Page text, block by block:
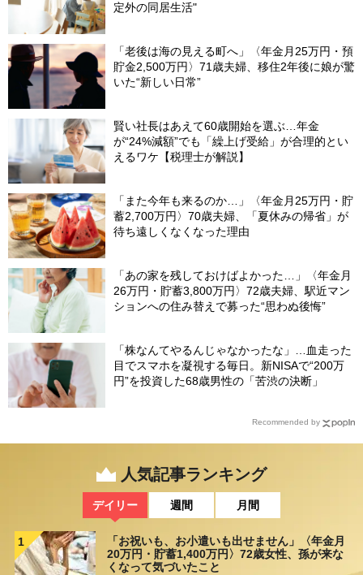
定外の同居生活"
「老後は海の見える町へ」〈年金月25万円・預
貯金2,500万円〉71歳夫婦、移住2年後に娘が驚
いた“新しい日常”
賢い社長はあえて60歳開始を選ぶ…年金
が“24%減額”でも「繰上げ受給」が合理的とい
えるワケ【税理士が解説】
「また今年も来るのか…」〈年金月25万円・貯
蓄2,700万円〉70歳夫婦、「夏休みの帰省」が
待ち遠しくなくなった理由
「あの家を残しておけばよかった…」〈年金月
26万円・貯蓄3,800万円〉72歳夫婦、駅近マン
ションへの住み替えで募った“思わぬ後悔”
「株なんてやるんじゃなかったな」…血走った
目でスマホを凝視する毎日。新NISAで“200万
円”を投資した68歳男性の「苦渋の決断」
Recommended by
人気記事ランキング
デイリー 週間 月間
1
「お祝いも、お小遣いも出せません」〈年金月
20万円・貯蓄1,400万円〉72歳女性、孫が来な
くなって気づいたこと